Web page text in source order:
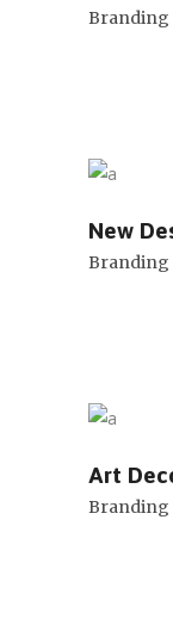
Branding
New
Branding
Art
Branding